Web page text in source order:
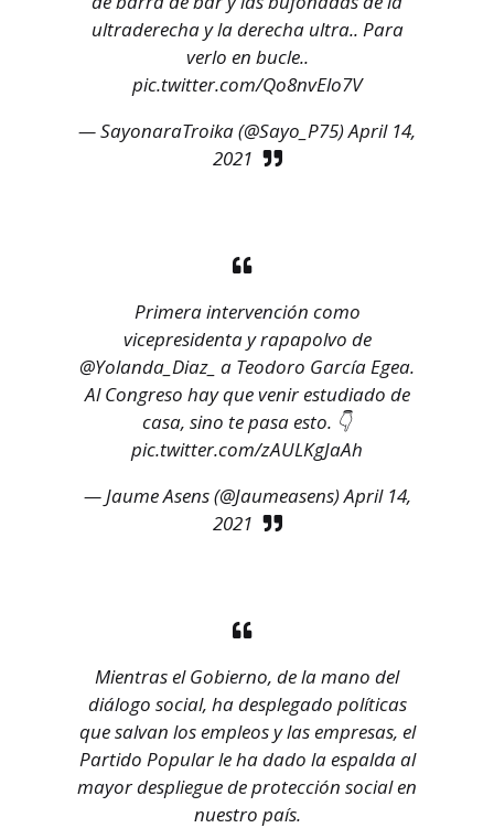
ultraderecha y la derecha ultra.. Para
verlo en bucle..
pic.twitter.com/Qo8nvElo7V
— SayonaraTroika (@Sayo_P75)April 14,
2021
Primera intervención como
vicepresidenta y rapapolvo de
@Yolanda_Diaz_ a Teodoro García Egea.
Al Congreso hay que venir estudiado de
casa, sino te pasa esto. 👇
pic.twitter.com/zAULKgJaAh
— Jaume Asens (@Jaumeasens)April 14,
2021
Mientras el Gobierno, de la mano del
diálogo social, ha desplegado políticas
que salvan los empleos y las empresas, el
Partido Popular le ha dado la espalda al
mayor despliegue de protección social en
nuestro país.